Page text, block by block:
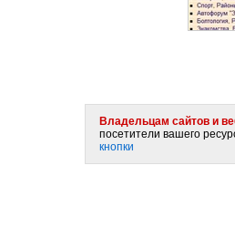
Владельцам сайтов и
посетители вашего
кнопки